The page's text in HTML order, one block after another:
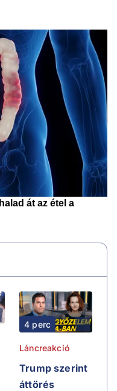
4 perc
Láncreakció
Trump szerint
áttörés